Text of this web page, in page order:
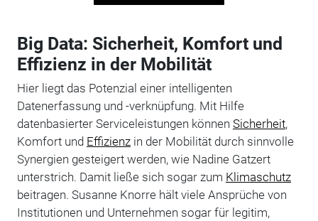
Big Data: Sicherheit, Komfort und
Effizienz in der Mobilität
Hier liegt das Potenzial einer intelligenten
Datenerfassung und -verknüpfung. Mit Hilfe
datenbasierter Serviceleistungen können Sicherheit,
Komfort und Effizienzin der Mobilität durch sinnvolle
Synergien gesteigert werden, wie Nadine Gatzert
unterstrich. Damit ließe sich sogar zum Klimaschutz
beitragen. Susanne Knorre hält viele Ansprüche von
Institutionen und Unternehmen sogar für legitim,